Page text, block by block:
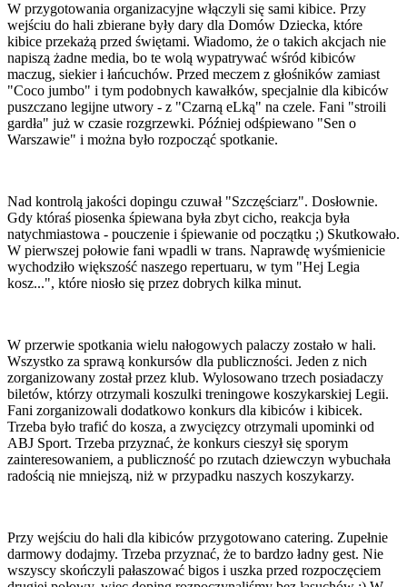
W przygotowania organizacyjne włączyli się sami kibice. Przy
wejściu do hali zbierane były dary dla Domów Dziecka, które
kibice przekażą przed świętami. Wiadomo, że o takich akcjach nie
napiszą żadne media, bo te wolą wypatrywać wśród kibiców
maczug, siekier i łańcuchów. Przed meczem z głośników zamiast
"Coco jumbo" i tym podobnych kawałków, specjalnie dla kibiców
puszczano legijne utwory - z "Czarną eLką" na czele. Fani "stroili
gardła" już w czasie rozgrzewki. Później odśpiewano "Sen o
Warszawie" i można było rozpocząć spotkanie.
Nad kontrolą jakości dopingu czuwał "Szczęściarz". Dosłownie.
Gdy któraś piosenka śpiewana była zbyt cicho, reakcja była
natychmiastowa - pouczenie i śpiewanie od początku ;) Skutkowało.
W pierwszej połowie fani wpadli w trans. Naprawdę wyśmienicie
wychodziło większość naszego repertuaru, w tym "Hej Legia
kosz...", które niosło się przez dobrych kilka minut.
W przerwie spotkania wielu nałogowych palaczy zostało w hali.
Wszystko za sprawą konkursów dla publiczności. Jeden z nich
zorganizowany został przez klub. Wylosowano trzech posiadaczy
biletów, którzy otrzymali koszulki treningowe koszykarskiej Legii.
Fani zorganizowali dodatkowo konkurs dla kibiców i kibicek.
Trzeba było trafić do kosza, a zwycięzcy otrzymali upominki od
ABJ Sport. Trzeba przyznać, że konkurs cieszył się sporym
zainteresowaniem, a publiczność po rzutach dziewczyn wybuchała
radością nie mniejszą, niż w przypadku naszych koszykarzy.
Przy wejściu do hali dla kibiców przygotowano catering. Zupełnie
darmowy dodajmy. Trzeba przyznać, że to bardzo ładny gest. Nie
wszyscy skończyli pałaszować bigos i uszka przed rozpoczęciem